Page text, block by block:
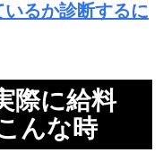
いるか診断するに
際に給料
んな時